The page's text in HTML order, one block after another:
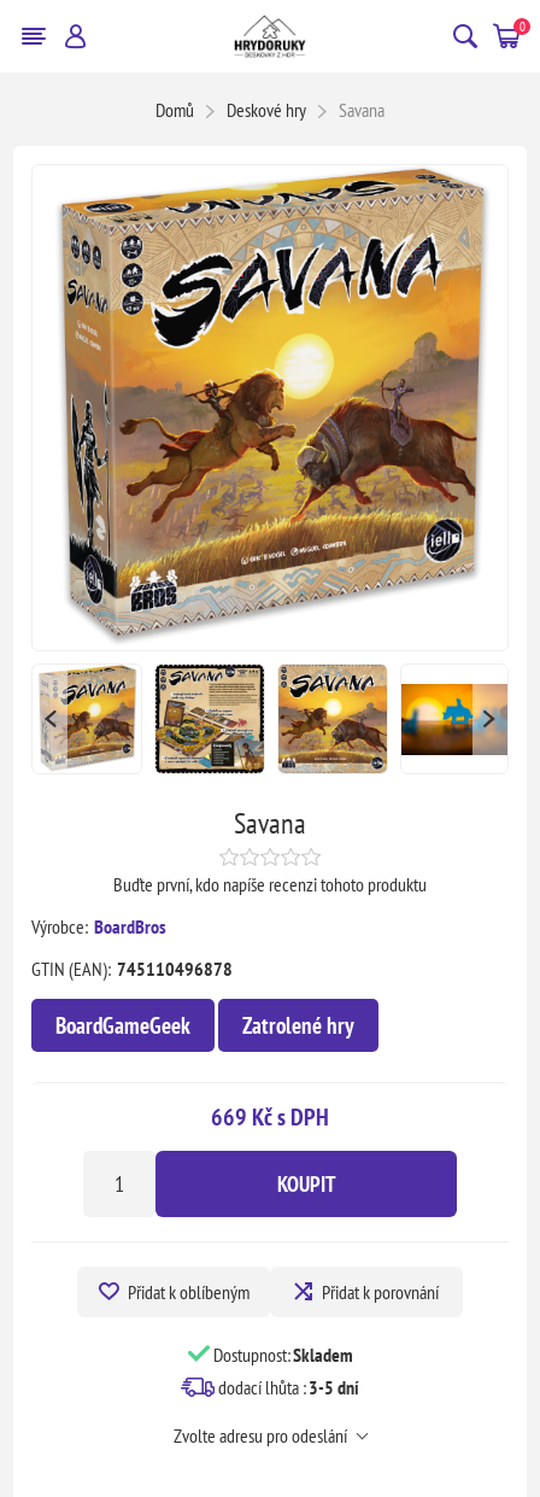
0
Domů Deskové hry Savana
Savana
Buďte první, kdo napíše recenzi tohoto produktu
Výrobce: BoardBros
GTIN (EAN): 745110496878
BoardGameGeek Zatrolené hry
669 Kč s DPH
KOUPIT
Přidat k oblíbeným Přidat k porovnání
Dostupnost:Skladem
dodací lhůta :3-5 dní
Zvolte adresu pro odeslání